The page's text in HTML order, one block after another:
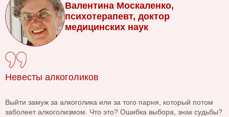
Валентина Москаленко,
психотерапевт, доктор
медицинских наук
Невесты алкоголиков
Выйти замуж за алкоголика или за того парня, который потом
заболеет алкоголизмом. Что это? Ошибка выбора, знак судьбы?